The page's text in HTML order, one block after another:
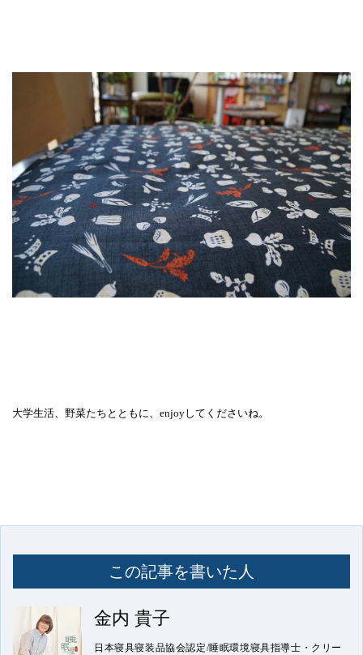
大学生活、野菜たちとともに、enjoyしてくださいね。
この記事を書いた人
金内 貴子
日本寝具寝装品協会認定/睡眠環境寝具指導士・クリー